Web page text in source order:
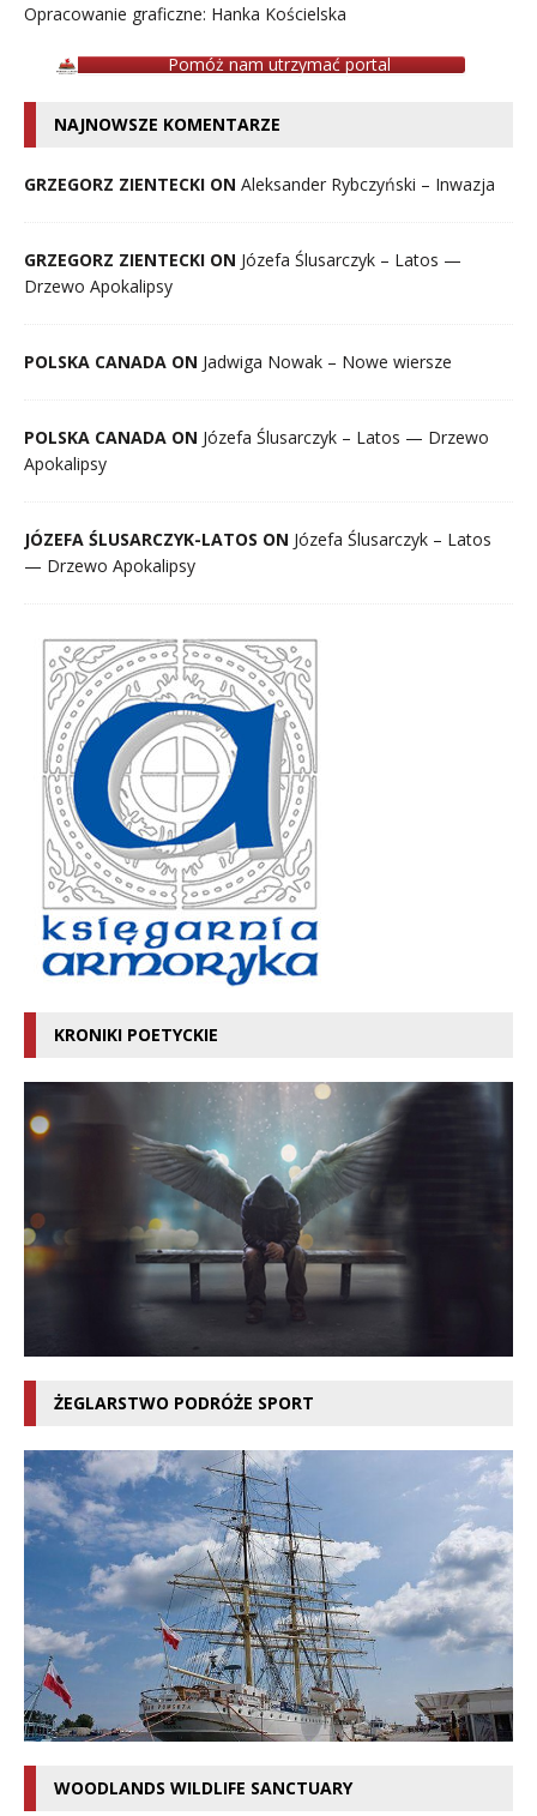
Opracowanie graficzne: Hanka Kościelska
Pomóż nam utrzymać portal
NAJNOWSZE KOMENTARZE
GRZEGORZ ZIENTECKI ON Aleksander Rybczyński – Inwazja
GRZEGORZ ZIENTECKI ON Józefa Ślusarczyk – Latos —
Drzewo Apokalipsy
POLSKA CANADA ON Jadwiga Nowak – Nowe wiersze
POLSKA CANADA ON Józefa Ślusarczyk – Latos — Drzewo
Apokalipsy
JÓZEFA ŚLUSARCZYK-LATOS ON Józefa Ślusarczyk – Latos
— Drzewo Apokalipsy
KRONIKI POETYCKIE
ŻEGLARSTWO PODRÓŻE SPORT
WOODLANDS WILDLIFE SANCTUARY